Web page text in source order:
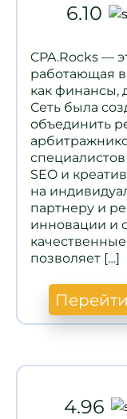
6.10
CPA.Rocks —
работающая в
как финансы,
Сеть была
объединить
SEO и
на
партнеру и
инновации и
позволяет […]
4.96